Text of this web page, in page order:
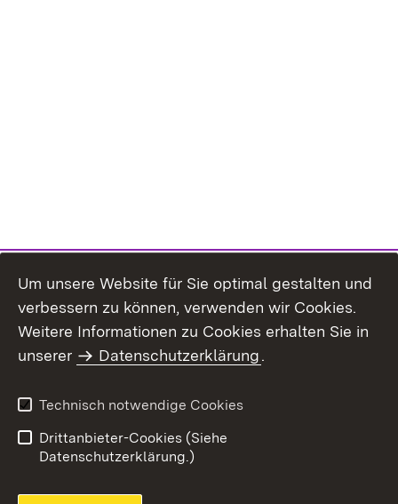
Themenübersicht
Um unsere Website für Sie optimal gestalten und
verbessern zu können, verwenden wir Cookies.
Weitere Informationen zu Cookies erhalten Sie in
unserer
Datenschutzerklärung.
Technisch notwendige Cookies
Drittanbieter-Cookies (Siehe
Datenschutzerklärung.)